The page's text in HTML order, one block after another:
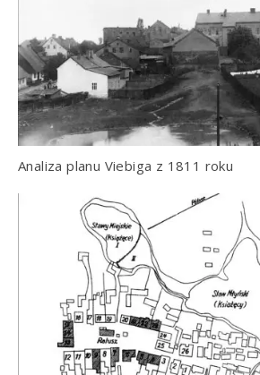
Analiza planu Viebiga z 1811 roku